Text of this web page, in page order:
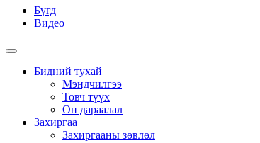
Бүгд
Видео
Бидний тухай
Мэндчилгээ
Товч түүх
Он дараалал
Захиргаа
Захиргааны зөвлөл